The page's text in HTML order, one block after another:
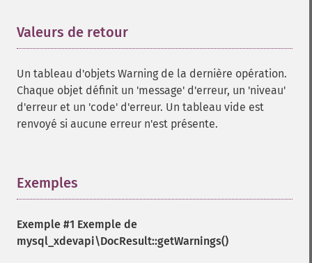
Valeurs de retour
Un tableau d'objets Warning de la dernière opération.
Chaque objet définit un 'message' d'erreur, un 'niveau'
d'erreur et un 'code' d'erreur. Un tableau vide est
renvoyé si aucune erreur n'est présente.
Exemples
Exemple #1 Exemple de
mysql_xdevapi\DocResult::getWarnings()